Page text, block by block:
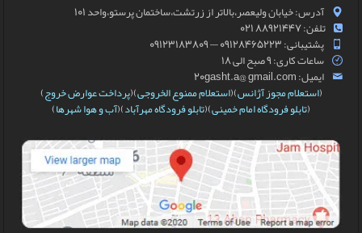
آدرس: خیابان ولیعصر،بالاتر از زرتشت،ساختمان پرستو،واحد 101
تلفن: 88921447 021
پشتیبانی: 09128465223 — 09123183809
ساعات کاری: 9 صبح الی 18
ایمیل: 20gasht.a@ gmail.com
(استعلام مجوز آژانس)(استعلام ممنوع الخروجی)(پرداخت عوارض خروج)
(تابلو فرودگاه امام خمینی)(تابلو فرودگاه مهرآباد)(آب و هوا شهرها)